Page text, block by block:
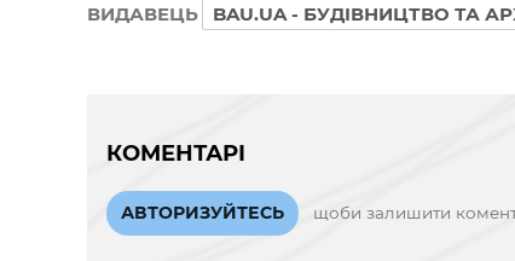
ВИДАВЕЦЬ BAU.UA - БУДІВНИЦТВО ТА
КОМЕНТАРІ
АВТОРИЗУЙТЕСЬ щоби залишити